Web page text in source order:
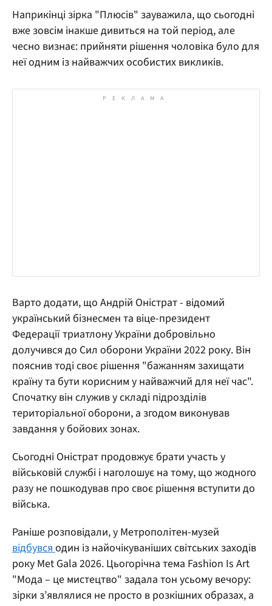
Наприкінці зірка "Плюсів" зауважила, що сьогодні
вже зовсім інакше дивиться на той період, але
чесно визнає: прийняти рішення чоловіка було для
неї одним із найважчих особистих викликів.
Варто додати, що Андрій Оністрат - відомий
український бізнесмен та віце-президент
Федерації триатлону України добровільно
долучився до Сил оборони України 2022 року. Він
пояснив тоді своє рішення "бажанням захищати
країну та бути корисним у найважчий для неї час".
Спочатку він служив у складі підрозділів
територіальної оборони, а згодом виконував
завдання у бойових зонах.
Сьогодні Оністрат продовжує брати участь у
військовій службі і наголошує на тому, що жодного
разу не пошкодував про своє рішення вступити до
війська.
Раніше розповідали, у Метрополітен-музей
відбувсяодин із найочікуваніших світських заходів
року Met Gala 2026. Цьогорічна тема Fashion Is Art
"Мода – це мистецтво" задала тон усьому вечору:
зірки з’являлися не просто в розкішних образах, а